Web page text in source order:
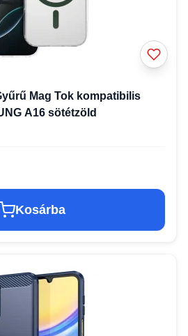
Mag Tok kompatibilis
A16 sötétzöld
Kosárba